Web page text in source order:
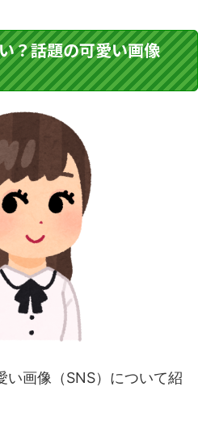
？話題の可愛い画像
い画像（SNS）について紹